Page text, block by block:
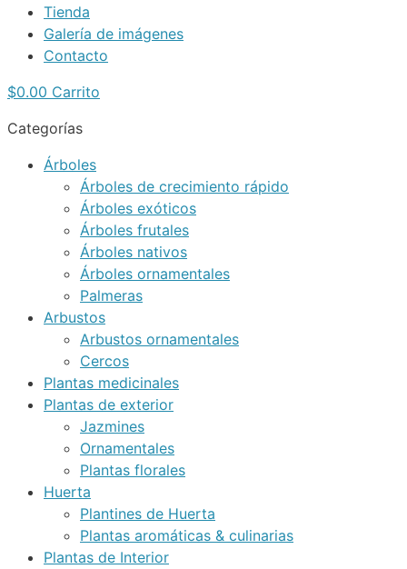
Tienda
Galería de imágenes
Contacto
$0.00 Carrito
Categorías
Árboles
Árboles de crecimiento rápido
Árboles exóticos
Árboles frutales
Árboles nativos
Árboles ornamentales
Palmeras
Arbustos
Arbustos ornamentales
Cercos
Plantas medicinales
Plantas de exterior
Jazmines
Ornamentales
Plantas florales
Huerta
Plantines de Huerta
Plantas aromáticas & culinarias
Plantas de Interior